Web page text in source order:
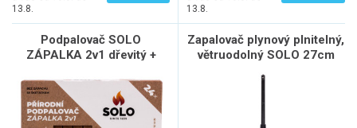
13.8.
13.8.
Podpalovač SOLO
ZÁPALKA 2v1 dřevitý +
Zapalovač plynový plnitelný,
větruodolný SOLO 27cm